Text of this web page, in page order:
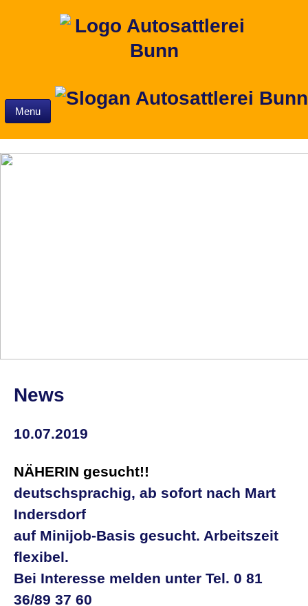
Menu Skip to content
News
10.07.2019
NÄHERIN gesucht!!
deutschsprachig, ab sofort nach Mart
Indersdorf
auf Minijob-Basis gesucht. Arbeitszeit
flexibel.
Bei Interesse melden unter Tel. 0 81
36/89 37 60